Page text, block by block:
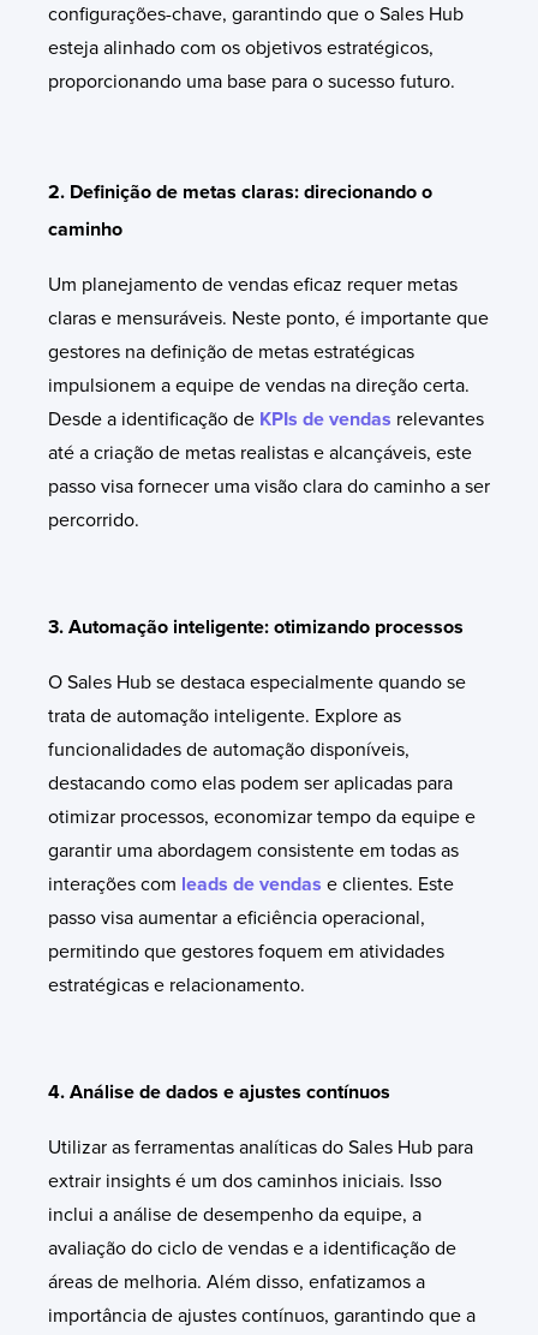
configurações-chave, garantindo que o Sales Hub
esteja alinhado com os objetivos estratégicos,
proporcionando uma base para o sucesso futuro.
2. Definição de metas claras: direcionando o
caminho
Um planejamento de vendas eficaz requer metas
claras e mensuráveis. Neste ponto, é importante que
gestores na definição de metas estratégicas
impulsionem a equipe de vendas na direção certa.
Desde a identificação de KPIs de vendas relevantes
até a criação de metas realistas e alcançáveis, este
passo visa fornecer uma visão clara do caminho a ser
percorrido.
3. Automação inteligente: otimizando processos
O Sales Hub se destaca especialmente quando se
trata de automação inteligente. Explore as
funcionalidades de automação disponíveis,
destacando como elas podem ser aplicadas para
otimizar processos, economizar tempo da equipe e
garantir uma abordagem consistente em todas as
interações com leads de vendas e clientes. Este
passo visa aumentar a eficiência operacional,
permitindo que gestores foquem em atividades
estratégicas e relacionamento.
4. Análise de dados e ajustes contínuos
Utilizar as ferramentas analíticas do Sales Hub para
extrair insights é um dos caminhos iniciais. Isso
inclui a análise de desempenho da equipe, a
avaliação do ciclo de vendas e a identificação de
áreas de melhoria. Além disso, enfatizamos a
importância de ajustes contínuos, garantindo que a